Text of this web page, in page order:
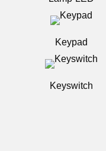
Keypad
Keyswitch